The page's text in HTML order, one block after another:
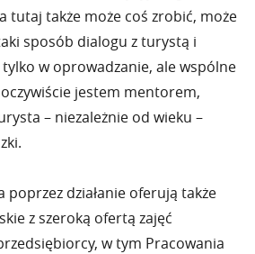
tutaj także może coś zrobić, może
sposób dialogu z turystą i
tylko w oprowadzanie, ale wspólne
jestem mentorem,
– niezależnie od wieku –
poprzez działanie oferują także
z szeroką ofertą zajęć
w tym Pracowania